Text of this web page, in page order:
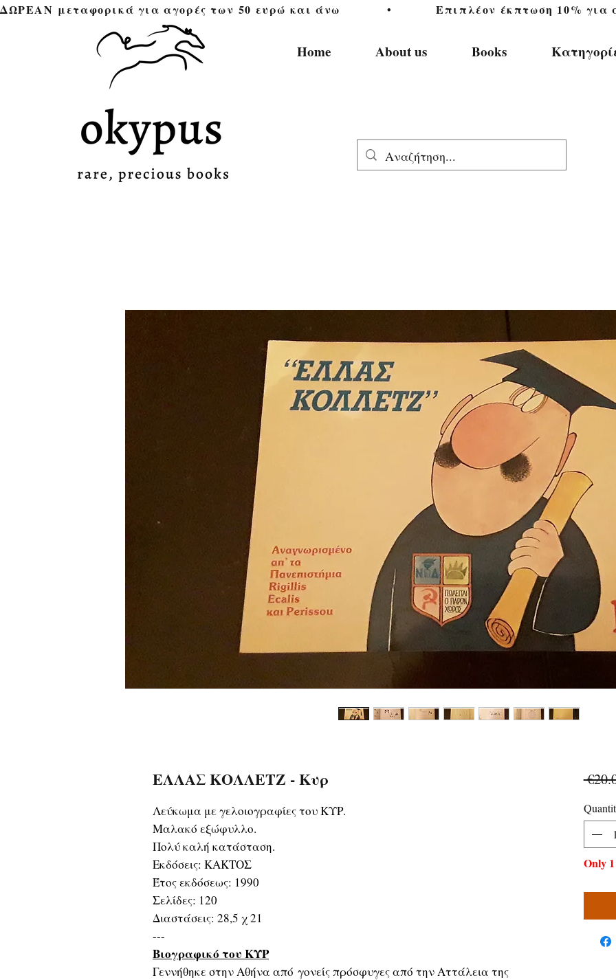
ΔΩΡΕΑΝ μεταφορικά για αγορές των 50 ευρώ και άνω            •           Επιπλέον έκπτωση 10%
Home About us Books
ΕΛΛΑΣ ΚΟΛΛΕΤΖ - Κυρ
Λεύκωμα με γελοιογραφίες του ΚΥΡ.
Μαλακό εξώφυλλο.
Πολύ καλή κατάσταση.
Εκδόσεις: ΚΑΚΤΟΣ
Έτος εκδόσεως: 1990
Σελίδες: 120
Διαστάσεις: 28,5 χ 21
---
Βιογραφικό του ΚΥΡ
Γεννήθηκε στην Αθήνα από γονείς πρόσφυγες από την Αττάλεια της
Only